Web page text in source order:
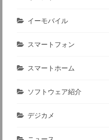
イーモバイル
スマートフォン
スマートホーム
ソフトウェア紹介
デジカメ